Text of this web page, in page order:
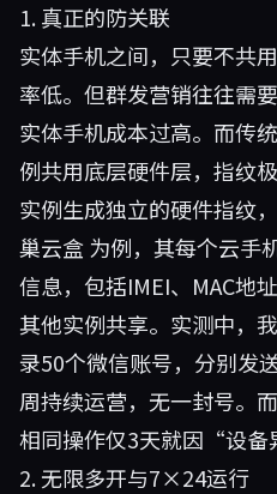
1. 真正的防关联
实体手机之间，只要不共
率低。但群发营销往往需
实体手机成本过高。而传
例共用底层硬件层，指纹
实例生成独立的硬件指纹
巢云盒 为例，其每个云手
信息，包括IMEI、MAC地
其他实例共享。实测中，
录50个微信账号，分别发
周持续运营，无一封号。
相同操作仅3天就因“设备
2. 无限多开与7×24运行